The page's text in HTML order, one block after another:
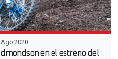
Ago 2020
en el estreno del